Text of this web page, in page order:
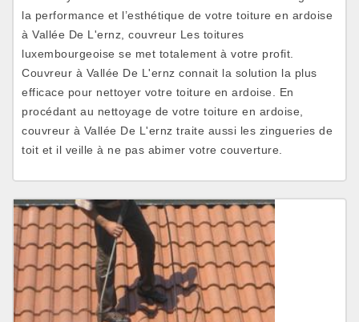
la performance et l’esthétique de votre toiture en ardoise
à Vallée De L'ernz, couvreur Les toitures
luxembourgeoise se met totalement à votre profit.
Couvreur à Vallée De L'ernz connait la solution la plus
efficace pour nettoyer votre toiture en ardoise. En
procédant au nettoyage de votre toiture en ardoise,
couvreur à Vallée De L'ernz traite aussi les zingueries de
toit et il veille à ne pas abimer votre couverture.